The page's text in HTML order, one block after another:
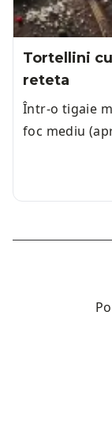
Tortellini
reteta
Într-o tigaie
foc mediu